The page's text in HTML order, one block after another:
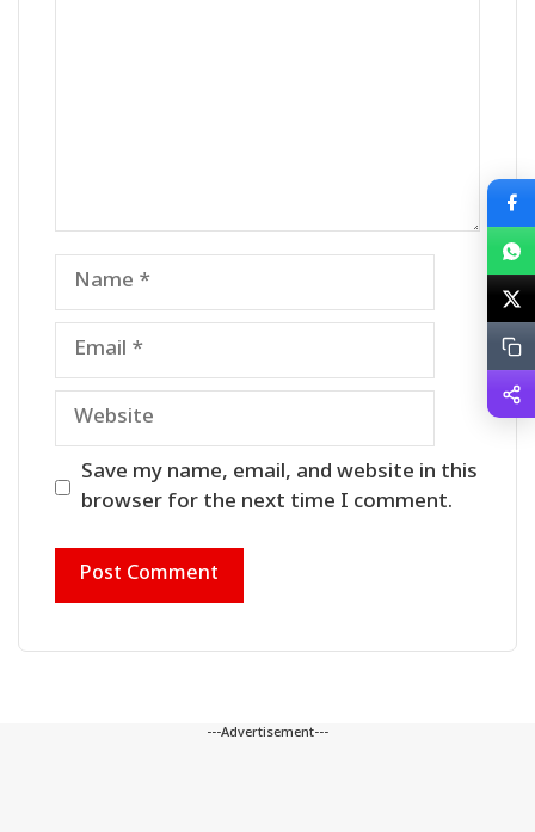
Name
Email
Website
Save my name, email, and website in this
browser for the next time I comment.
---Advertisement---